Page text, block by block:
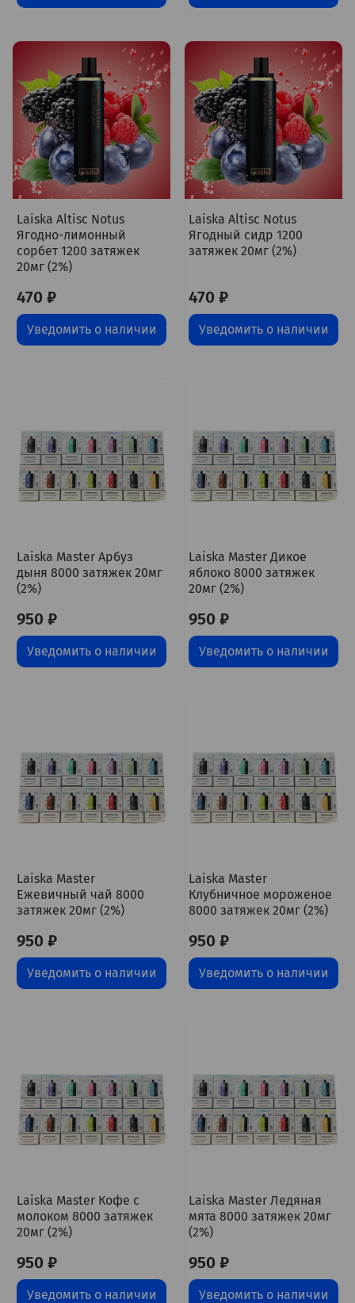
Laiska Altisc Notus
Ягодно-лимонный
сорбет 1200 затяжек
20мг (2%)
470 ₽
Уведомить о наличии
Laiska Altisc Notus
Ягодный сидр 1200
затяжек 20мг (2%)
470 ₽
Уведомить о наличии
Laiska Master Арбуз
дыня 8000 затяжек 20мг
(2%)
950 ₽
Уведомить о наличии
Laiska Master Дикое
яблоко 8000 затяжек
20мг (2%)
950 ₽
Уведомить о наличии
Laiska Master
Ежевичный чай 8000
затяжек 20мг (2%)
950 ₽
Уведомить о наличии
Laiska Master
Клубничное мороженое
8000 затяжек 20мг (2%)
950 ₽
Уведомить о наличии
Laiska Master Кофе с
молоком 8000 затяжек
20мг (2%)
950 ₽
Уведомить о наличии
Laiska Master Ледяная
мята 8000 затяжек 20мг
(2%)
950 ₽
Уведомить о наличии